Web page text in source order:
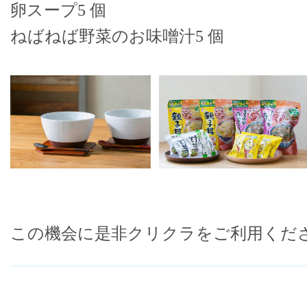
卵スープ5 個
ねばねば野菜のお味噌汁5 個
この機会に是非クリクラをご利用くだ